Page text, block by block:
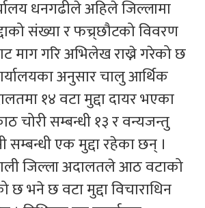
धनगढीले अहिले जिल्लामा
संख्या र फच्र्छौटको विवरण
माग गरि अभिलेख राख्ने गरेको छ
अनुसार चालु आर्थिक
१४ वटा मुद्दा दायर भएका
चोरी सम्बन्धी १३ र वन्यजन्तु
सम्बन्धी एक मुद्दा रहेका छन् ।
जिल्ला अदालतले आठ वटाको
भने छ वटा मुद्दा विचाराधिन